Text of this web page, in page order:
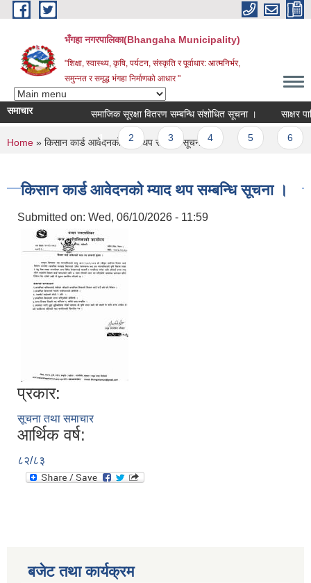
Skip to main content
भँगहा नगरपालिका(Bhangaha Municipality)
"शिक्षा, स्वास्थ्य, कृषि, पर्यटन, संस्कृति र पूर्वाधार: आत्मनिर्भर,
समुन्नत र समृद्ध भंगहा निर्माणको आधार "
समाचार समाजिक सूरक्षा वितरण सम्बन्धि संशोधित सूचना । साक्षर
Pages
1 2 3 4
You are here
Home » किसान कार्ड आवेदनको म्याद थप सम्बन्धि सूचना ।
किसान कार्ड आवेदनको म्याद थप सम्बन्धि सूचना ।
Submitted on: Wed, 06/10/2026 - 11:59
प्रकार:
सूचना तथा समाचार
आर्थिक वर्ष:
८२/८३
बजेट तथा कार्यक्रम